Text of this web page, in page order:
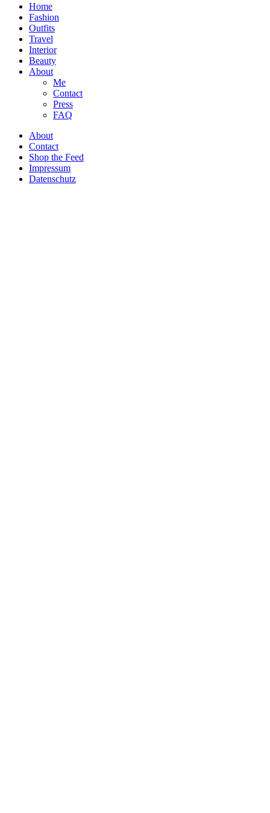
Home
Fashion
Outfits
Travel
Interior
Beauty
About
Me
Contact
Press
FAQ
About
Contact
Shop the Feed
Impressum
Datenschutz